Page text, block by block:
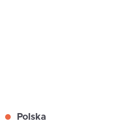
Polska